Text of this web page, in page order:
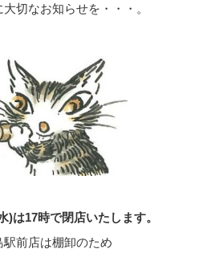
大切なお知らせを・・・。
)は17時で閉店いたします。
駅前店は棚卸のため